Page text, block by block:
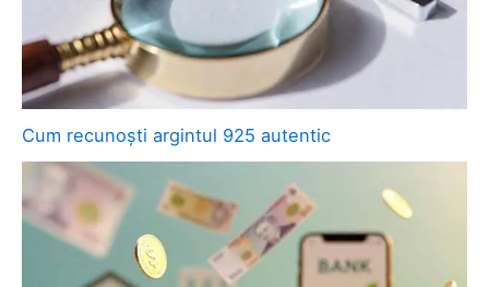
Cum recunoști argintul 925 autentic